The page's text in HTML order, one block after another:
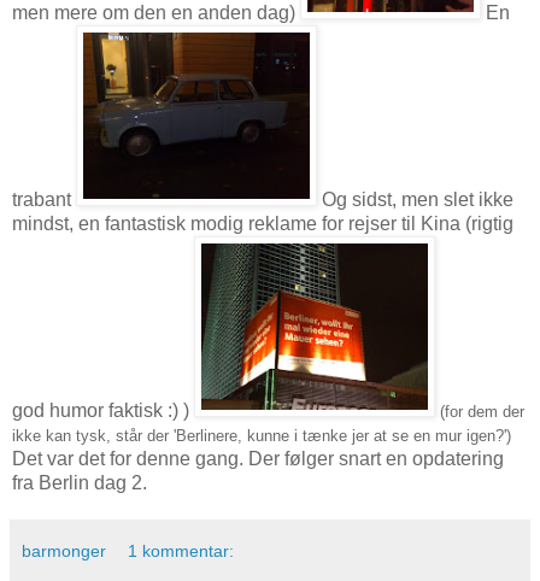
men mere om den en anden dag) En
trabant
Og sidst, men slet ikke
mindst, en fantastisk modig reklame for rejser til Kina (rigtig
god humor faktisk :) )
(for dem der
ikke kan tysk, står der 'Berlinere, kunne i tænke jer at se en mur igen?')
Det var det for denne gang. Der følger snart en opdatering
fra Berlin dag 2.
barmonger 1 kommentar: